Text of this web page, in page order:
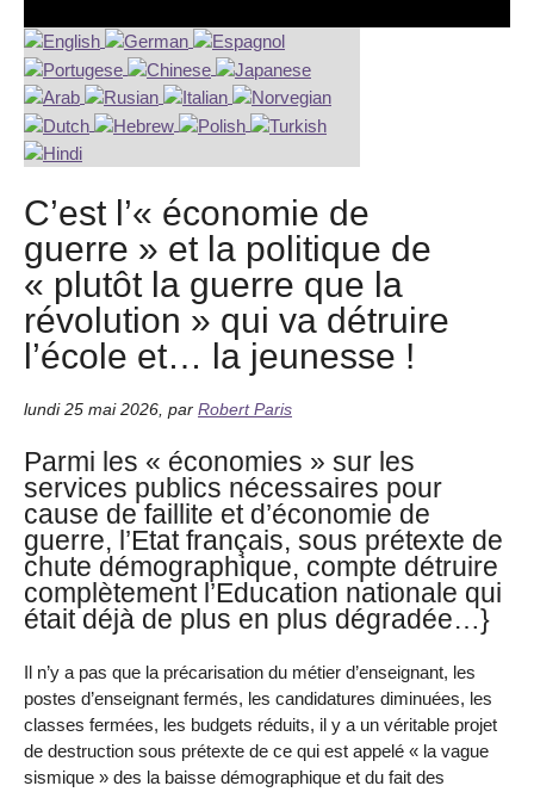
C’est l’« économie de
guerre » et la politique de
« plutôt la guerre que la
révolution » qui va détruire
l’école et… la jeunesse !
lundi 25 mai 2026 par Robert Paris
Parmi les « économies » sur les
services publics nécessaires pour
cause de faillite et d’économie de
guerre, l’Etat français, sous prétexte de
chute démographique, compte détruire
complètement l’Education nationale qui
était déjà de plus en plus dégradée…}
Il n’y a pas que la précarisation du métier d’enseignant, les
postes d’enseignant fermés, les candidatures diminuées, les
classes fermées, les budgets réduits, il y a un véritable projet
de destruction sous prétexte de ce qui est appelé « la vague
sismique » des la baisse démographique et du fait des